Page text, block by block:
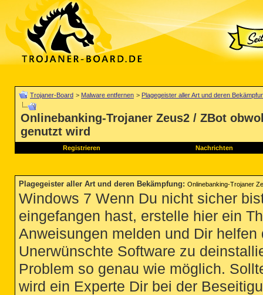
Trojaner-Board > Malware entfernen > Plagegeister aller Art und deren
Onlinebanking-Trojaner Zeus2 / ZBot
genutzt wird
Registrieren Nachrichten
Plagegeister aller Art und deren Bekämpfung: Onlinebanking-Trojaner
Windows 7 Wenn Du nicht sicher
eingefangen hast, erstelle hier ein
Anweisungen melden und Dir
Unerwünschte Software zu
Problem so genau wie möglich.
wird ein Experte Dir bei der